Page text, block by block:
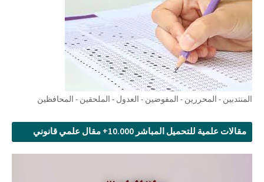
المنتدبين - المحررين - المفوضين - العدول - الملحقين - المحافظين
مقالات علمية للتحميل المباشر 10.000+ مقال علمي قانوني